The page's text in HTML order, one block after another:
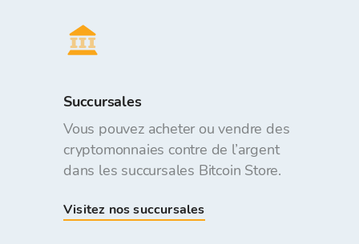
Succursales
Vous pouvez acheter ou vendre des
cryptomonnaies contre de l’argent
dans les succursales Bitcoin Store.
Visitez nos succursales